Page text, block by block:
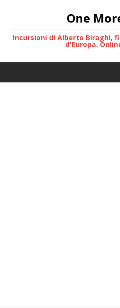
One
Incursioni di Alberto Biraghi,
d'Europa.